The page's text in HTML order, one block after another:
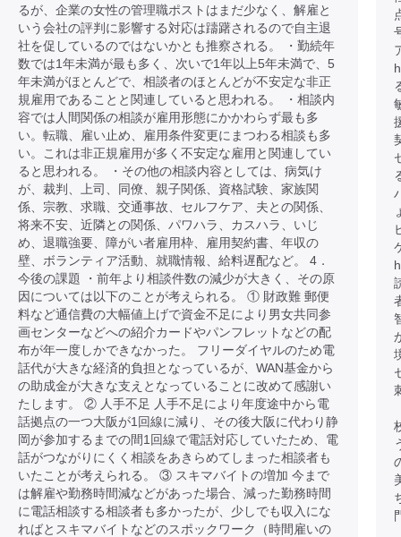
るが、企業の女性の管理職ポストはまだ少なく、解雇と
いう会社の評判に影響する対応は躊躇されるので自主退
社を促しているのではないかとも推察される。 ・勤続年
数では1年未満が最も多く、次いで1年以上5年未満で、5
年未満がほとんどで、相談者のほとんどが不安定な非正
規雇用であることと関連していると思われる。 ・相談内
容では人間関係の相談が雇用形態にかかわらず最も多
い。転職、雇い止め、雇用条件変更にまつわる相談も多
い。これは非正規雇用が多く不安定な雇用と関連してい
ると思われる。 ・その他の相談内容としては、病気け
が、裁判、上司、同僚、親子関係、資格試験、家族関
係、宗教、求職、交通事故、セルフケア、夫との関係、
将来不安、近隣との関係、パワハラ、カスハラ、いじ
め、退職強要、障がい者雇用枠、雇用契約書、年収の
壁、ボランティア活動、就職情報、給料遅配など。 4．
今後の課題 ・前年より相談件数の減少が大きく、その原
因については以下のことが考えられる。 ① 財政難 郵便
料など通信費の大幅値上げで資金不足により男女共同参
画センターなどへの紹介カードやパンフレットなどの配
布が年一度しかできなかった。 フリーダイヤルのため電
話代が大きな経済的負担となっているが、WAN基金から
の助成金が大きな支えとなっていることに改めて感謝い
たします。 ② 人手不足 人手不足により年度途中から電
話拠点の一つ大阪が1回線に減り、その後大阪に代わり静
岡が参加するまでの間1回線で電話対応していたため、電
話がつながりにくく相談をあきらめてしまった相談者も
いたことが考えられる。 ③ スキマバイトの増加 今まで
は解雇や勤務時間減などがあった場合、減った勤務時間
に電話相談する相談者も多かったが、少しでも収入にな
ればとスキマバイトなどのスポックワーク（時間雇いの